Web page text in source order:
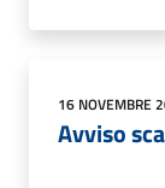
16 NOVEMBRE
Avviso